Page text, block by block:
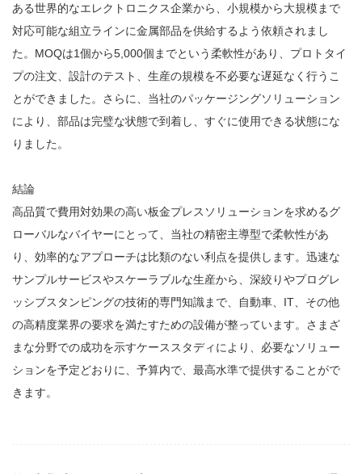
ある世界的なエレクトロニクス企業から、小規模から大規模まで
対応可能な組立ラインに金属部品を供給するよう依頼されまし
た。MOQは1個から5,000個までという柔軟性があり、プロトタイ
プの注文、設計のテスト、生産の規模を不必要な遅延なく行うこ
とができました。さらに、当社のパッケージングソリューション
により、部品は完璧な状態で到着し、すぐに使用できる状態にな
りました。
結論
高品質で費用対効果の高い板金プレスソリューションを求めるグ
ローバルなバイヤーにとって、当社の精密主導型で柔軟性があ
り、効率的なアプローチは比類のない利点を提供します。迅速な
サンプルサービスやスケーラブルな生産から、深絞りやプログレ
ッシブスタンピングの技術的専門知識まで、自動車、IT、その他
の高精度業界の要求を満たすための設備が整っています。さまざ
まな分野での成功を示すケーススタディにより、必要なソリュー
ションを予定どおりに、予算内で、最高水準で提供することがで
きます。